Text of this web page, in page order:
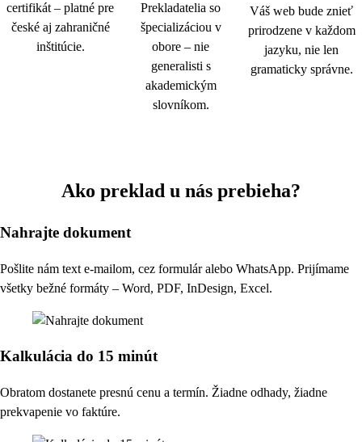
certifikát – platné pre
české aj zahraničné
inštitúcie.
Prekladatelia so
špecializáciou v
obore – nie
generalisti s
akademickým
slovníkom.
Váš web bude znieť
prirodzene v každom
jazyku, nie len
gramaticky správne.
Ako preklad u nás prebieha?
Nahrajte dokument
Pošlite nám text e-mailom, cez formulár alebo WhatsApp. Prijímame
všetky bežné formáty – Word, PDF, InDesign, Excel.
Kalkulácia do 15 minút
Obratom dostanete presnú cenu a termín. Žiadne odhady, žiadne
prekvapenie vo faktúre.